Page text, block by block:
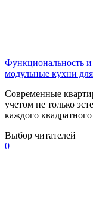
Функциональность и
модульные кухни
Современные
учетом не только
каждого
Выбор читателей
0